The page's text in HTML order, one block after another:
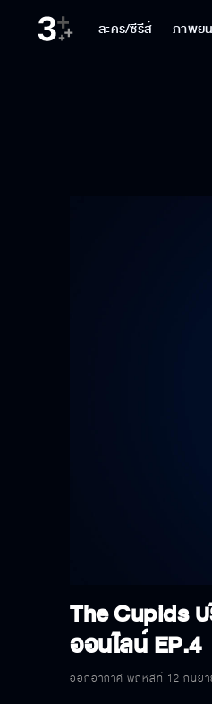
ละคร/ซีรีส์ ภาพย
The Cupids
ออนไลน์EP.4
ออกอากาศ พฤหัสที่ 12 กันยา